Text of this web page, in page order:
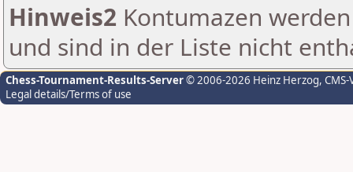
Hinweis2 Kontumazen
und sind in der Liste nicht
Chess-Tournament-Results-Server© 2006-2026 Heinz Herzog,
Legal details/Terms of use